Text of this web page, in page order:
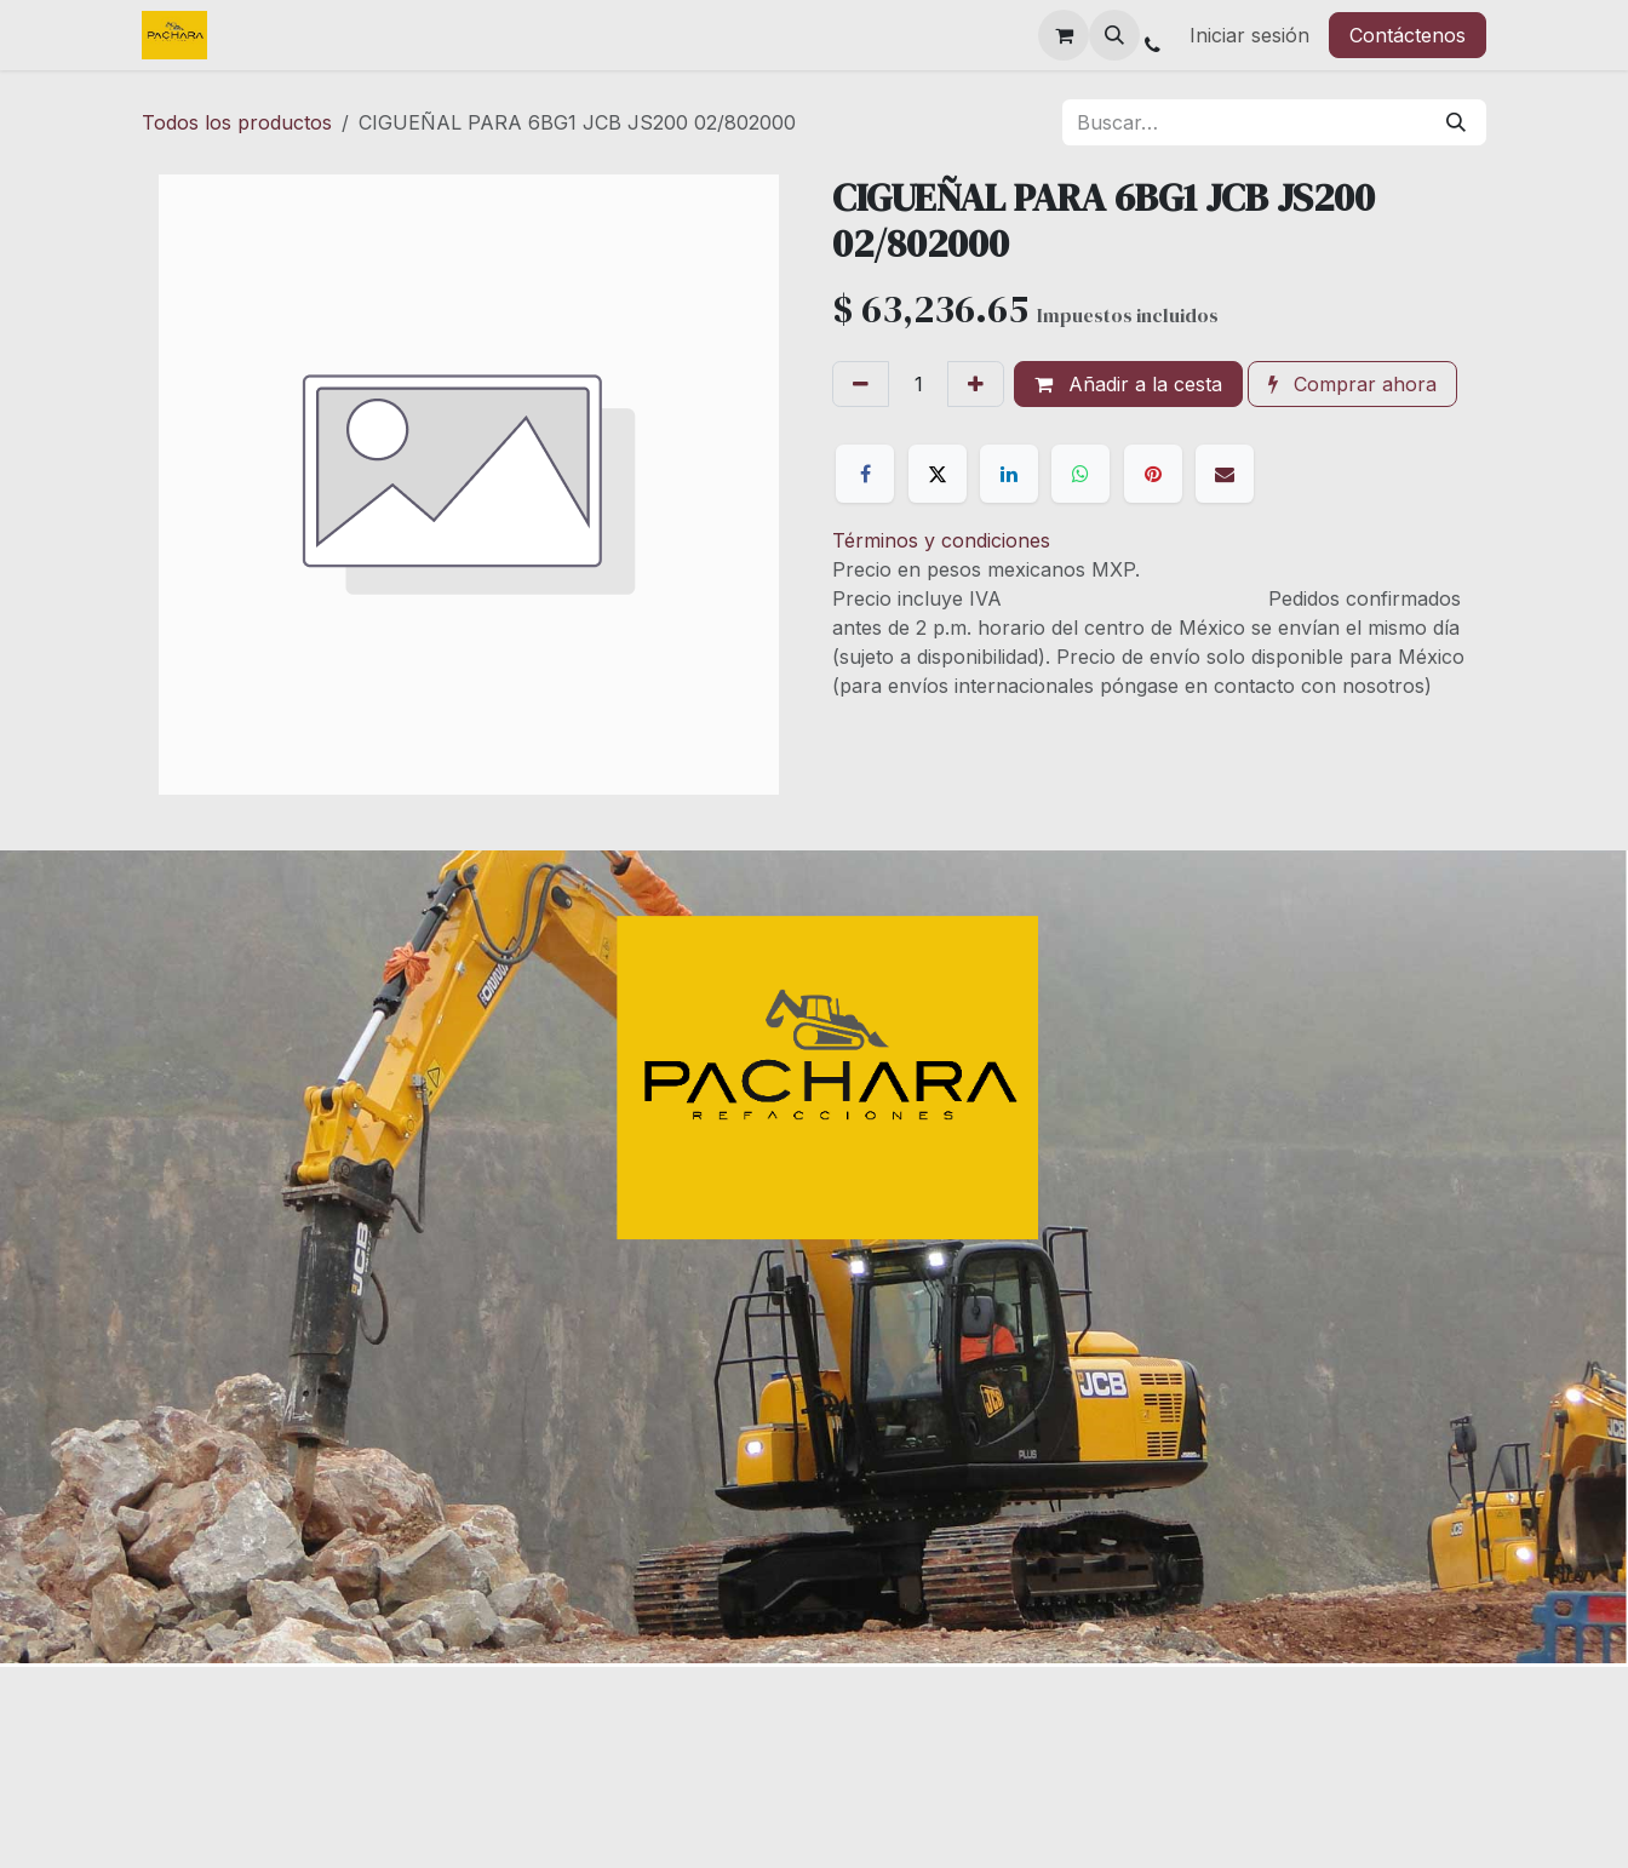
Iniciar sesión Contáctenos
Todos los productos CIGUEÑAL PARA 6BG1 JCB JS200 02/802000
CIGUEÑAL PARA 6BG1 JCB JS200
02/802000
$ 63,236.65 Impuestos incluidos
Añadir a la cesta Comprar ahora
Términos y condiciones
Precio en pesos mexicanos MXP.
Precio incluye IVA Pedidos confirmados
antes de 2 p.m. horario del centro de México se envían el mismo día
(sujeto a disponibilidad). Precio de envío solo disponible para México
(para envíos internacionales póngase en contacto con nosotros)